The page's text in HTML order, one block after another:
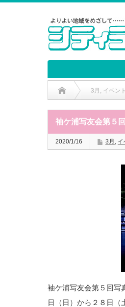
3月 , イベン
袖ケ浦写友会第５
2020/1/16 3月 , イ
袖ケ浦写友会第５回写
日（日）から２８日（